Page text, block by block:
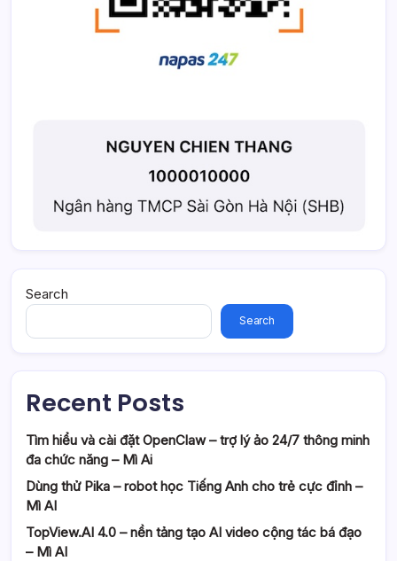
Search
Search
Recent Posts
Tìm hiểu và cài đặt OpenClaw – trợ lý ảo 24/7 thông minh
đa chức năng – Mì Ai
Dùng thử Pika – robot học Tiếng Anh cho trẻ cực đỉnh –
Mì AI
TopView.AI 4.0 – nền tảng tạo AI video cộng tác bá đạo
– Mì AI